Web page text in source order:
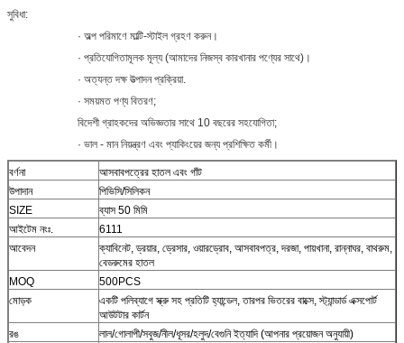
সুবিধা:
· অল্প পরিমাণে মাল্টি-স্টাইল গ্রহণ করুন।
· প্রতিযোগিতামূলক মূল্য (আমাদের নিজস্ব কারখানার পণ্যের সাথে)।
· অত্যন্ত দক্ষ উত্পাদন প্রক্রিয়া.
· সময়মত পণ্য বিতরণ;
বিদেশী গ্রাহকদের অভিজ্ঞতার সাথে 10 বছরের সহযোগিতা;
· ভাল - মান নিয়ন্ত্রণ এবং প্যাকিংয়ের জন্য প্রশিক্ষিত কর্মী।
বর্ণনা
আসবাবপত্রের হাতল এবং গাঁট
উপাদান
পিভিসি/সিলিকন
SIZE
ব্যাস 50 মিমি
আইটেম নংঃ.
6111
আবেদন
ক্যাবিনেট, ড্রয়ার, ড্রেসার, ওয়ারড্রোব, আসবাবপত্র, দরজা, পায়খানা, রান্নাঘর, বাথরুম,
বেডরুমের হাতল
MOQ
500PCS
মোড়ক
একটি পলিব্যাগে স্ক্রু সহ প্রতিটি হ্যান্ডেল, তারপর ভিতরের বাক্সে, স্ট্যান্ডার্ড এক্সপোর্ট
আউটটার কার্টন
রঙ
লাল/গোলাপী/সবুজ/নীল/ধূসর/হলুদ/বেগুনি ইত্যাদি (আপনার প্রয়োজন অনুযায়ী)